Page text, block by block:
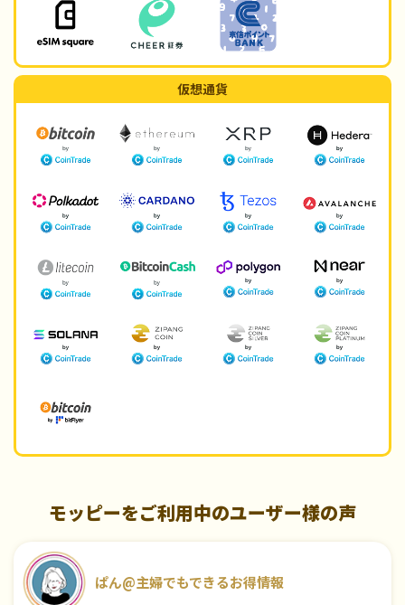
仮想通貨
モッピーをご利用中のユーザー様の声
ぱん@主婦でもできるお得情報